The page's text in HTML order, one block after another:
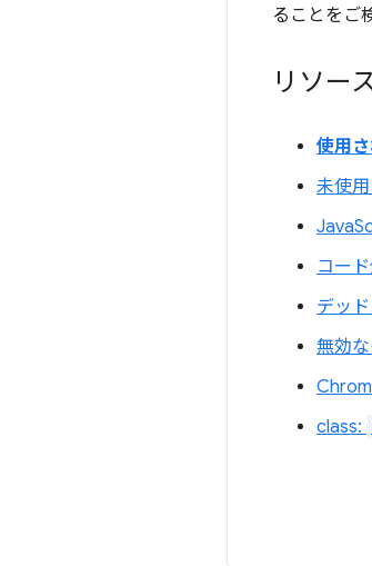
ることをご
リソー
使用
未使
コー
デッ
無効
class: